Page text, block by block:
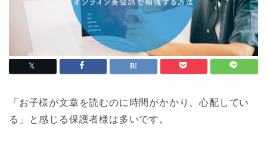
「お子様が文章を読むのに時間がかかり、心配してい
る」と感じる保護者様は多いです。